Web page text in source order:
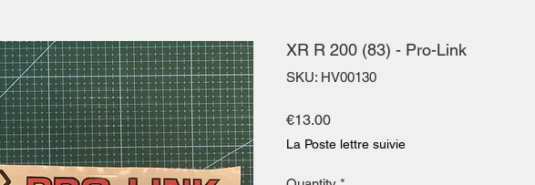
XR R 200 (83) - Pro-Link
SKU: HV00130
€13.00Price
La Poste lettre suivie